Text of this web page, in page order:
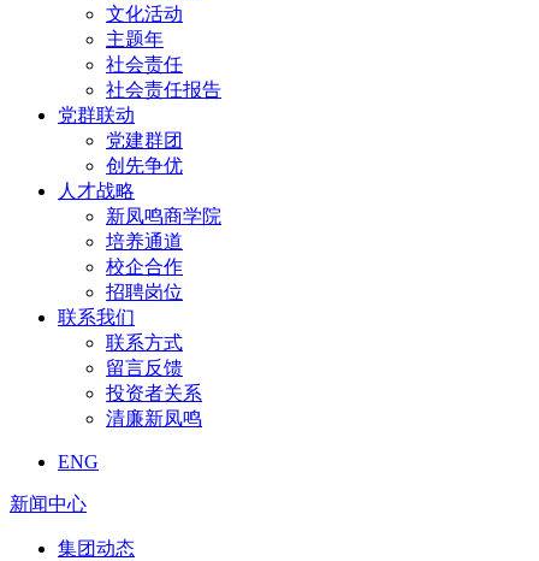
文化活动
主题年
社会责任
社会责任报告
党群联动
党建群团
创先争优
人才战略
新凤鸣商学院
培养通道
校企合作
招聘岗位
联系我们
联系方式
留言反馈
投资者关系
清廉新凤鸣
ENG
新闻中心
集团动态